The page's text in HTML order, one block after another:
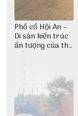
Phố cổ Hội An –
Di sản kiến trúc
ấn tượng của thế
giới